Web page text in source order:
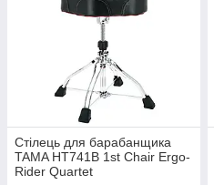
Стілець для барабанщика
TAMA HT741B 1st Chair Ergo-
Rider Quartet